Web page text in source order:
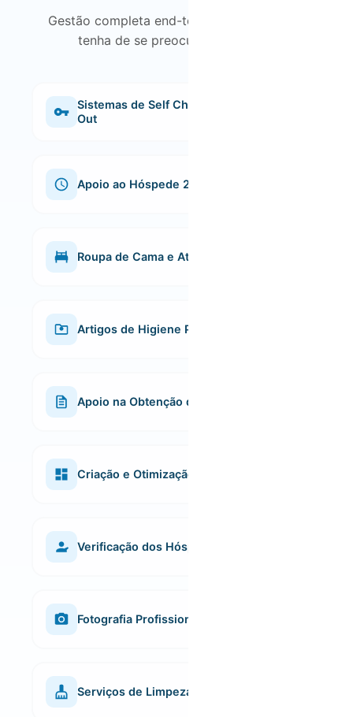
Gestão completa end-to-end para que não
tenha de se preocupar com nada
Sistemas de Self Check-In e Check-
Out
autónoma, garantindo total conveniência.
Apoio ao Hóspede 24/7
que os hóspedes tenham uma experiência
impecável.
Roupa de Cama e Atoalhados
e confortável.
Artigos de Higiene Pessoal
proporcionar uma experiência confortável,
elegante e sem preocupações desde o primeiro
Apoio na Obtenção de Licenças AL
licenciamento e assegurando a conformidade com
os requisitos legais.
Criação e Otimização de Anúncios
imóvel e aumentam a taxa de conversão em
reservas.
Verificação dos Hóspedes
responsáveis e de confiança.
Fotografia Profissional
o espaço, despertam interesse e destacam o
anúncio num mercado altamente competitivo.
Serviços de Limpeza